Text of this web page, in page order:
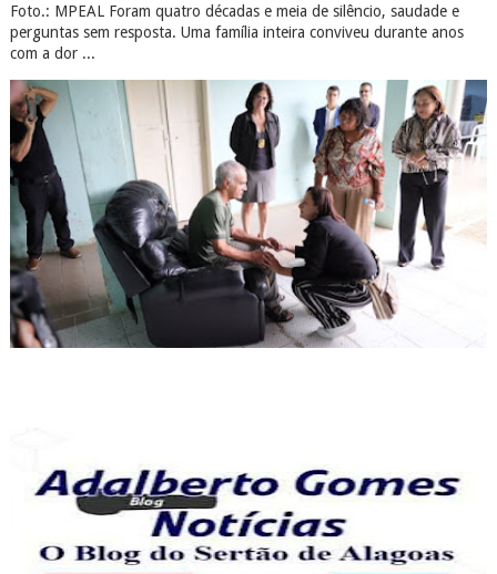
Foto.: MPEAL Foram quatro décadas e meia de silêncio, saudade e
perguntas sem resposta. Uma família inteira conviveu durante anos
com a dor ...